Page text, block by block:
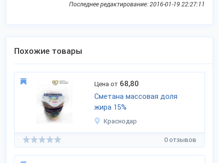
Последнее редактирование: 2016-01-19 22:27:11
Похожие товары
Цена от 68,80
Сметана массовая доля
жира 15%
Краснодар
0 отзывов